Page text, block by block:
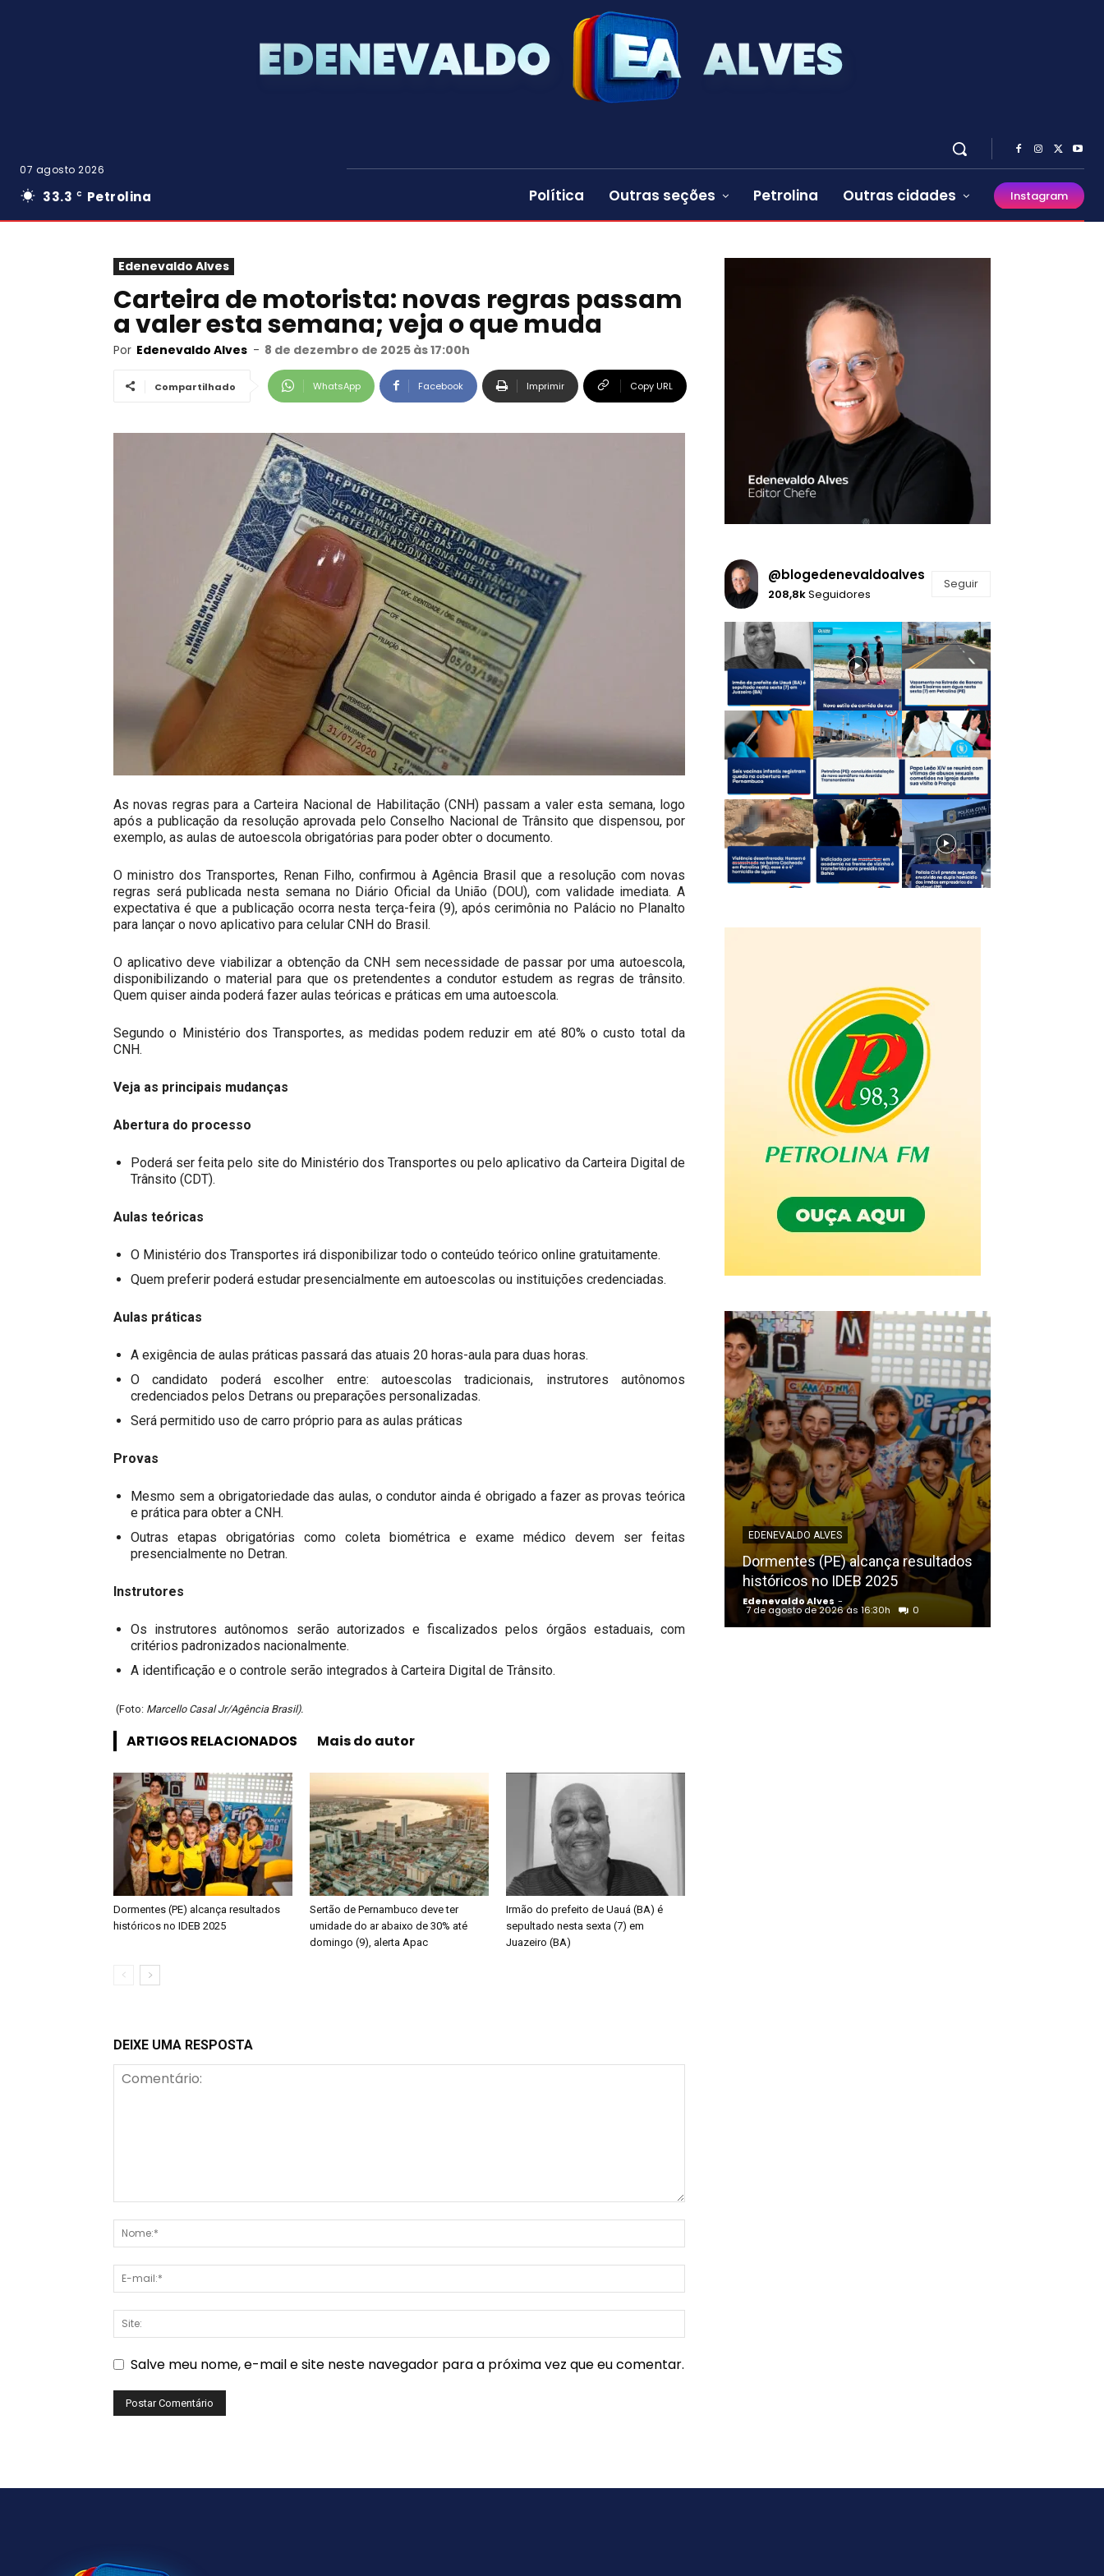
07 agosto 2026
33.3 C Petrolina Política Outras seções Petrolina Outras cidades Instagram
Edenevaldo Alves
Carteira de motorista: novas regras passam
a valer esta semana; veja o que muda
Por Edenevaldo Alves - 8 de dezembro de 2025 às 17:00h
Compartilhado WhatsApp Facebook Imprimir Copy URL
As novas regras para a Carteira Nacional de Habilitação (CNH) passam a valer esta semana, logo
após a publicação da resolução aprovada pelo Conselho Nacional de Trânsito que dispensou, por
exemplo, as aulas de autoescola obrigatórias para poder obter o documento.
O ministro dos Transportes, Renan Filho, confirmou à Agência Brasil que a resolução com novas
regras será publicada nesta semana no Diário Oficial da União (DOU), com validade imediata. A
expectativa é que a publicação ocorra nesta terça-feira (9), após cerimônia no Palácio no Planalto
para lançar o novo aplicativo para celular CNH do Brasil.
O aplicativo deve viabilizar a obtenção da CNH sem necessidade de passar por uma autoescola,
disponibilizando o material para que os pretendentes a condutor estudem as regras de trânsito.
Quem quiser ainda poderá fazer aulas teóricas e práticas em uma autoescola.
Segundo o Ministério dos Transportes, as medidas podem reduzir em até 80% o custo total da
CNH.
Veja as principais mudanças
Abertura do processo
Poderá ser feita pelo site do Ministério dos Transportes ou pelo aplicativo da Carteira Digital de
Trânsito (CDT).
Aulas teóricas
O Ministério dos Transportes irá disponibilizar todo o conteúdo teórico online gratuitamente.
Quem preferir poderá estudar presencialmente em autoescolas ou instituições credenciadas.
Aulas práticas
A exigência de aulas práticas passará das atuais 20 horas-aula para duas horas.
O candidato poderá escolher entre: autoescolas tradicionais, instrutores autônomos
credenciados pelos Detrans ou preparações personalizadas.
Será permitido uso de carro próprio para as aulas práticas
Provas
Mesmo sem a obrigatoriedade das aulas, o condutor ainda é obrigado a fazer as provas teórica
e prática para obter a CNH.
Outras etapas obrigatórias como coleta biométrica e exame médico devem ser feitas
presencialmente no Detran.
Instrutores
Os instrutores autônomos serão autorizados e fiscalizados pelos órgãos estaduais, com
critérios padronizados nacionalmente.
A identificação e o controle serão integrados à Carteira Digital de Trânsito.
(Foto: Marcello Casal Jr/Agência Brasil).
ARTIGOS RELACIONADOS Mais do autor
Dormentes (PE) alcança resultados
históricos no IDEB 2025
Sertão de Pernambuco deve ter
umidade do ar abaixo de 30% até
domingo (9), alerta Apac
Irmão do prefeito de Uauá (BA) é
sepultado nesta sexta (7) em
Juazeiro (BA)
DEIXE UMA RESPOSTA
Salve meu nome, e-mail e site neste navegador para a próxima vez que eu comentar.
@blogedenevaldoalves
208,8kSeguidores
Seguir
EDENEVALDO ALVES
Dormentes (PE) alcança resultados
históricos no IDEB 2025
Edenevaldo Alves -
7 de agosto de 2026 às 16:30h 0